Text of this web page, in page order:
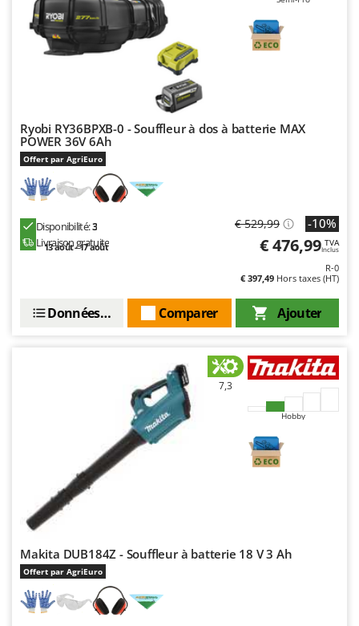
Troy-Bilt
Udor
V
Verdemax
Vesco
Volpi
W
Waldner
Weber
Wolf Garten
Zephir
ZGrills
Zomax
Ryobi RY36BPXB-0 - Souffleur à dos à batterie MAX
POWER 36V 6Ah
Offert par AgriEuro
Disponibilité:3
Livraison gratuite
13 août - 17 août
€ 529,99 -10%
€ 476,99 TVA
Inclus
R-0
€ 397,49 Hors taxes (HT)
Ajouter
Comparer
Données techniques
7,3
Hobby
Makita DUB184Z - Souffleur à batterie 18 V 3 Ah
Offert par AgriEuro